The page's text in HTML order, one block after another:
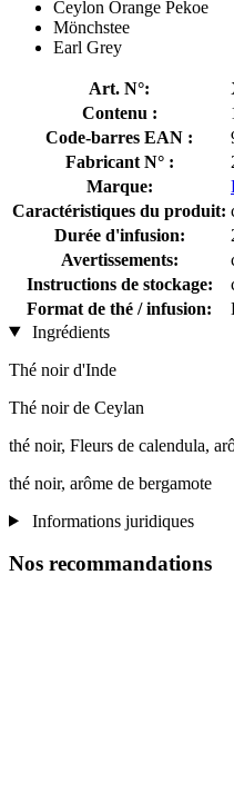
Ceylon Orange Pekoe
Mönchstee
Earl Grey
Art. N°:
Contenu :
Code-barres EAN :
Fabricant N° :
Marque:
Caractéristiques du produit:
Durée d'infusion:
Avertissements:
Instructions de stockage:
Format de thé / infusion:
Ingrédients
Thé noir d'Inde
Thé noir de Ceylan
thé noir, Fleurs de calendula,
thé noir, arôme de bergamote
Informations juridiques
Nos recommandations